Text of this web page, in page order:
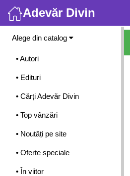
Adevăr Divin
Meniu
Alege din catalog
• Autori
• Edituri
• Cărți Adevăr Divin
• Top vânzări
• Noutăți pe site
• Oferte speciale
• În viitor